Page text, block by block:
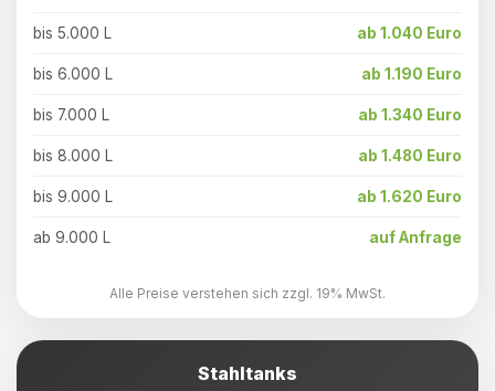
bis 5.000 L ab 1.040 Euro
bis 6.000 L ab 1.190 Euro
bis 7.000 L ab 1.340 Euro
bis 8.000 L ab 1.480 Euro
bis 9.000 L ab 1.620 Euro
ab 9.000 L auf Anfrage
Alle Preise verstehen sich zzgl. 19% MwSt.
Stahltanks